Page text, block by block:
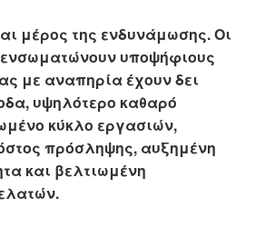
μέρος της ενδυνάμωσης. Οι
ενσωματώνουν υποψήφιους
με αναπηρία έχουν δει
υψηλότερο καθαρό
κύκλο εργασιών,
πρόσληψης, αυξημένη
και βελτιωμένη